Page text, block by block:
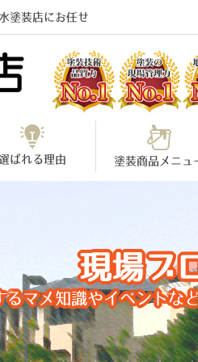
塗装店にお任せ
ばれる理由 塗装商品メニュ
現場ブ
るマメ知識やイベントな